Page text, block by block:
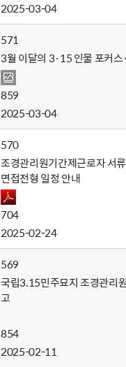
2025-03-04
571
3월 이달의 3·15 인물 포커스
859
2025-03-04
570
조경관리원기간제근로자 서
면접전형 일정 안내
704
2025-02-24
569
국립3.15민주묘지 조경관리
고
854
2025-02-11